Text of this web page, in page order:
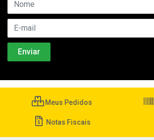
Meus Pedidos
Notas Fiscais